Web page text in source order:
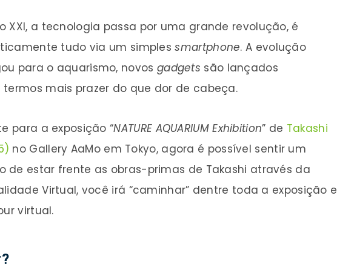
XXI, a tecnologia passa por uma grande revolução, é
tudo via um simplessmartphone. A evolução
para o aquarismo, novos gadgets são lançados
mais prazer do que dor de cabeça.
para a exposição “NATURE AQUARIUM Exhibition” de Takashi
no Gallery AaMo em Tokyo, agora é possível sentir um
de estar frente as obras-primas de Takashi através da
Virtual, você irá “caminhar” dentre toda a exposição e
virtual.